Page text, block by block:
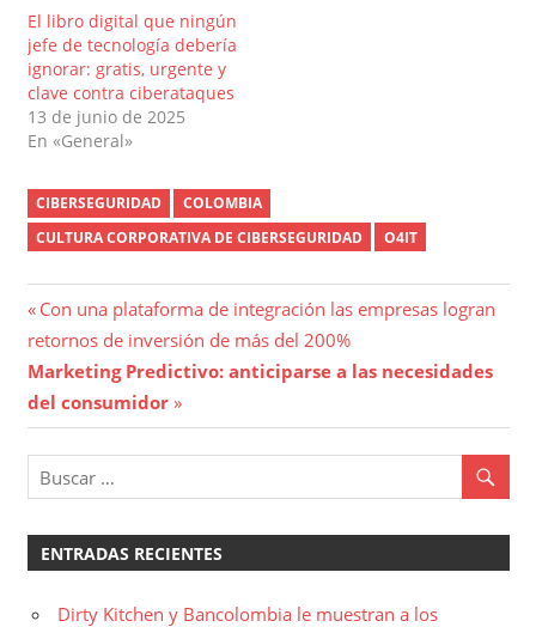
El libro digital que ningún
jefe de tecnología debería
ignorar: gratis, urgente y
clave contra ciberataques
13 de junio de 2025
En «General»
CIBERSEGURIDAD
COLOMBIA
CULTURA CORPORATIVA DE CIBERSEGURIDAD
O4IT
Navegación
de
entradas
Entrada
anterior:
Con una plataforma de integración las empresas logran
retornos de inversión de más del 200%
Entrada
siguiente:
Marketing Predictivo: anticiparse a las necesidades
del consumidor
ENTRADAS RECIENTES
Dirty Kitchen y Bancolombia le muestran a los